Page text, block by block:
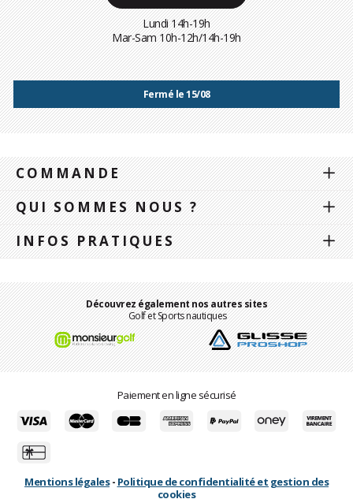
Lundi 14h-19h
Mar-Sam 10h-12h/14h-19h
Fermé le 15/08
COMMANDE
QUI SOMMES NOUS ?
INFOS PRATIQUES
Découvrez également nos autres sites
Golf et Sports nautiques
Paiement en ligne sécurisé
Mentions légales- Politique de confidentialité et gestion des
cookies